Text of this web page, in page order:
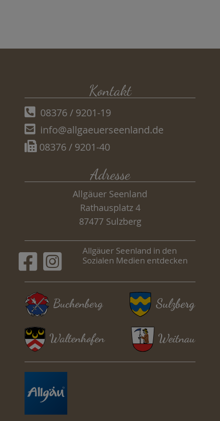
Kontakt
08376 / 9201-19
info@allgaeuerseenland.de
08376 / 9201-40
Adresse
Allgäuer Seenland
Rathausplatz 4
87477 Sulzberg
Allgäuer Seenland in den
Sozialen Medien entdecken